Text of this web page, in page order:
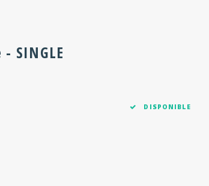
SINGLE
DISPONIBLE